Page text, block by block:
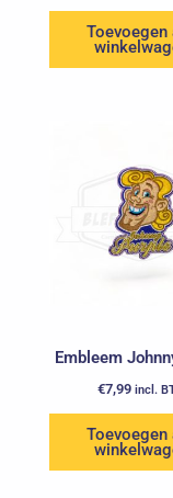
Toevoegen
Embleem
€7,99 incl.
Toevoegen